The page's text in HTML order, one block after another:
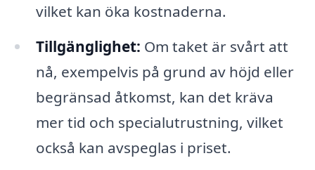
vilket kan öka kostnaderna.
Tillgänglighet: Om taket är svårt att
nå, exempelvis på grund av höjd eller
begränsad åtkomst, kan det kräva
mer tid och specialutrustning, vilket
också kan avspeglas i priset.